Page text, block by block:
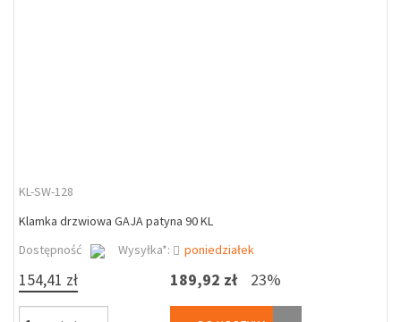
KL-SW-128
Klamka drzwiowa GAJA patyna 90 KL
Dostępność
Wysyłka*: poniedziałek
154,41 zł 189,92 zł 23%